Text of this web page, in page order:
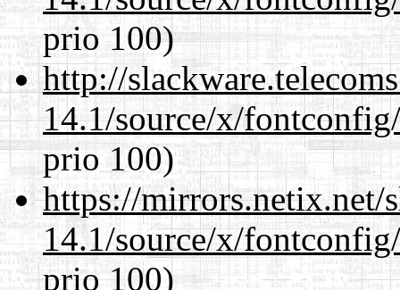
prio 100)
http://
14.1/source/x/
prio 100)
https://mirrors.netix.net/
14.1/source/x/
prio 100)